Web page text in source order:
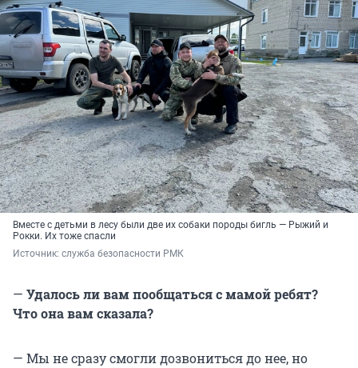
Вместе с детьми в лесу были две их собаки породы бигль — Рыжий и
Рокки. Их тоже спасли
Источник: служба безопасности РМК
— Удалось ли вам пообщаться с мамой ребят?
Что она вам сказала?
— Мы не сразу смогли дозвониться до нее, но